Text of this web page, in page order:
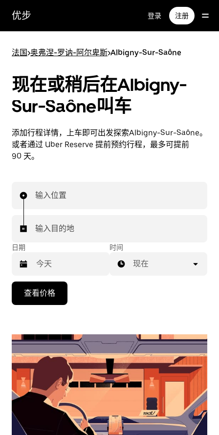
优步 登录 注册
法国>奥弗涅-罗讷-阿尔卑斯>Albigny-Sur-Saône
现在或稍后在Albigny-
Sur-Saône叫车
添加行程详情，上车即可出发探索Albigny-Sur-Saône。
或者通过 Uber Reserve 提前预约行程，最多可提前
90 天。
输入位置
输入目的地
日期
向
头
浏
日
并
时间
现在
查看价格